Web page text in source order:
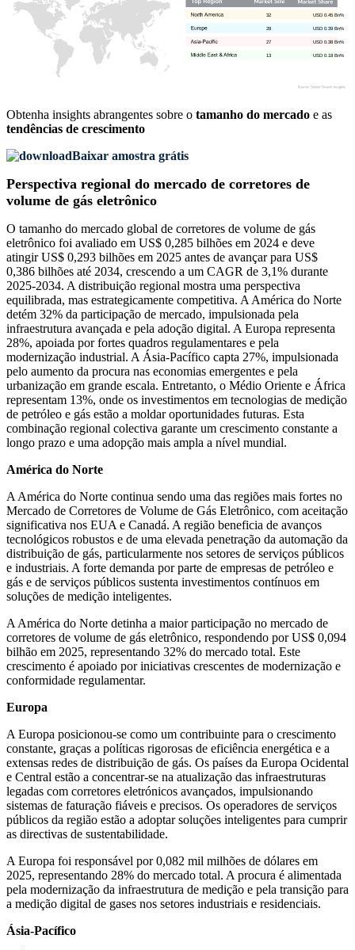
Obtenha insights abrangentes sobre o tamanho do mercado e as
tendências de crescimento
Baixar amostra grátis
Perspectiva regional do mercado de corretores de
volume de gás eletrônico
O tamanho do mercado global de corretores de volume de gás
eletrônico foi avaliado em US$ 0,285 bilhões em 2024 e deve
atingir US$ 0,293 bilhões em 2025 antes de avançar para US$
0,386 bilhões até 2034, crescendo a um CAGR de 3,1% durante
2025-2034. A distribuição regional mostra uma perspectiva
equilibrada, mas estrategicamente competitiva. A América do Norte
detém 32% da participação de mercado, impulsionada pela
infraestrutura avançada e pela adoção digital. A Europa representa
28%, apoiada por fortes quadros regulamentares e pela
modernização industrial. A Ásia-Pacífico capta 27%, impulsionada
pelo aumento da procura nas economias emergentes e pela
urbanização em grande escala. Entretanto, o Médio Oriente e África
representam 13%, onde os investimentos em tecnologias de medição
de petróleo e gás estão a moldar oportunidades futuras. Esta
combinação regional colectiva garante um crescimento constante a
longo prazo e uma adopção mais ampla a nível mundial.
América do Norte
A América do Norte continua sendo uma das regiões mais fortes no
Mercado de Corretores de Volume de Gás Eletrônico, com aceitação
significativa nos EUA e Canadá. A região beneficia de avanços
tecnológicos robustos e de uma elevada penetração da automação da
distribuição de gás, particularmente nos setores de serviços públicos
e industriais. A forte demanda por parte de empresas de petróleo e
gás e de serviços públicos sustenta investimentos contínuos em
soluções de medição inteligentes.
A América do Norte detinha a maior participação no mercado de
corretores de volume de gás eletrônico, respondendo por US$ 0,094
bilhão em 2025, representando 32% do mercado total. Este
crescimento é apoiado por iniciativas crescentes de modernização e
conformidade regulamentar.
Europa
A Europa posicionou-se como um contribuinte para o crescimento
constante, graças a políticas rigorosas de eficiência energética e a
extensas redes de distribuição de gás. Os países da Europa Ocidental
e Central estão a concentrar-se na atualização das infraestruturas
legadas com corretores eletrónicos avançados, impulsionando
sistemas de faturação fiáveis ​​e precisos. Os operadores de serviços
públicos da região estão a adoptar soluções inteligentes para cumprir
as directivas de sustentabilidade.
A Europa foi responsável por 0,082 mil milhões de dólares em
2025, representando 28% do mercado total. A procura é alimentada
pela modernização da infraestrutura de medição e pela transição para
a medição digital de gases nos setores industriais e residenciais.
Ásia-Pacífico